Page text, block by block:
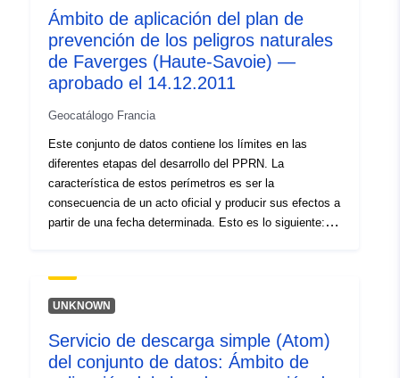
120066022-srv-7e3c9e2f-bfe4-
4745-bf2f-0cc63bf4f2f5
Tipo:
Recurso:
http://inspire.ec.europa.eu/
Ámbito de aplicación del plan de
prevención de los peligros naturales
de Faverges (Haute-Savoie) —
aprobado el 14.12.2011
Geocatálogo Francia
Este conjunto de datos contiene los límites en las
diferentes etapas del desarrollo del PPRN. La
característica de estos perímetros es ser la
consecuencia de un acto oficial y producir sus efectos a
partir de una fecha determinada. Esto es lo siguiente: —
alcance de la exposición al riesgo que corresponda al
ámbito regulado por el PPR aprobado. Este perímetro
PPRN y PM3 para PPRT); — ámbito de estudio que
corresponde a la envoltura en la que se estudiaron los
UNKNOWN
Servicio de descarga simple (Atom)
del conjunto de datos: Ámbito de